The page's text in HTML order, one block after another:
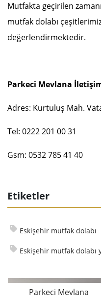
Mutfakta geçirilen
mutfak dolabı
değerlendirmektedir.
Parkeci Mevlana
Adres: Kurtuluş Mah.
Tel: 0222 201 00 31
Gsm: 0532 785 41 40
Etiketler
Eskişehir mutfak dolabı
Eskişehir mutfak dolabı
Parkeci Mevlana